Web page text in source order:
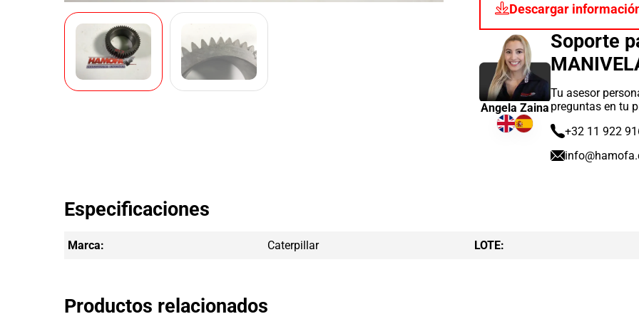
Descargar
Soporte
Tu asesor
preguntas en tu
+32 11 922
Angela Zaina
Especificaciones
Marca: Caterpillar LOTE:
Productos relacionados